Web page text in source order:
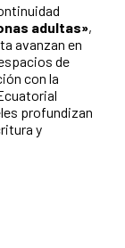
adultas»,
avanzan en
de
con la
profundizan
y